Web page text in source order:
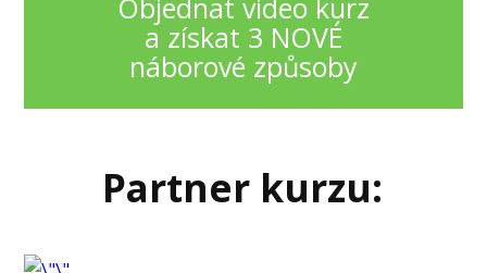
Objednat video kurz
a získat 3 NOVÉ
náborové způsoby
Partner kurzu: